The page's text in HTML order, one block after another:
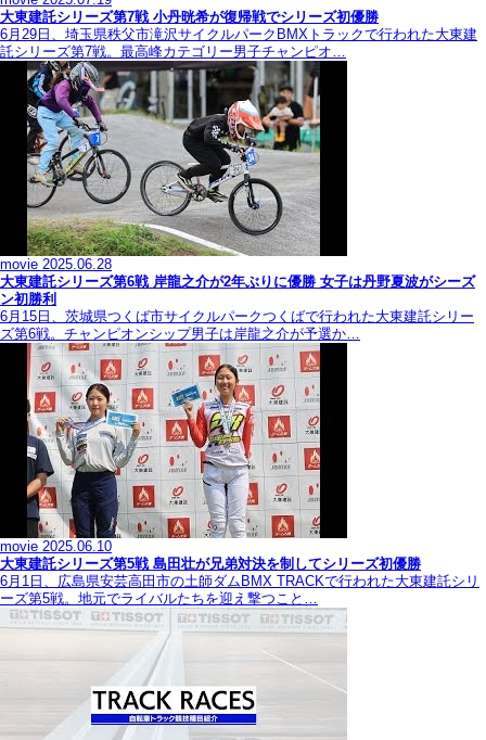
大東建託シリーズ第7戦 ⼩丹晄希が復帰戦でシリーズ初優勝
6月29日、埼玉県秩父市滝沢サイクルパークBMXトラックで行われた大東建
託シリーズ第7戦。最高峰カテゴリー男子チャンピオ…
movie 2025.06.28
大東建託シリーズ第6戦 岸龍之介が2年ぶりに優勝 女子は丹野夏波がシーズ
ン初勝利
6月15日、茨城県つくば市サイクルパークつくばで行われた大東建託シリー
ズ第6戦。チャンピオンシップ男子は岸龍之介が予選か…
movie 2025.06.10
大東建託シリーズ第5戦 島田壮が兄弟対決を制してシリーズ初優勝
6月1日、広島県安芸高田市の土師ダムBMX TRACKで行われた大東建託シリ
ーズ第5戦。地元でライバルたちを迎え撃つこと…